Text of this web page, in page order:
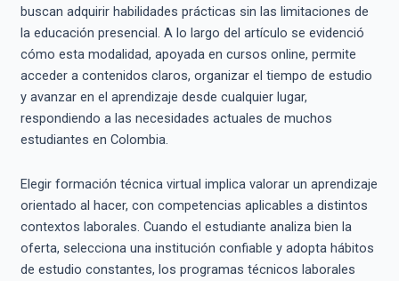
buscan adquirir habilidades prácticas sin las limitaciones de
la educación presencial. A lo largo del artículo se evidenció
cómo esta modalidad, apoyada en cursos online, permite
acceder a contenidos claros, organizar el tiempo de estudio
y avanzar en el aprendizaje desde cualquier lugar,
respondiendo a las necesidades actuales de muchos
estudiantes en Colombia.
Elegir formación técnica virtual implica valorar un aprendizaje
orientado al hacer, con competencias aplicables a distintos
contextos laborales. Cuando el estudiante analiza bien la
oferta, selecciona una institución confiable y adopta hábitos
de estudio constantes, los programas técnicos laborales